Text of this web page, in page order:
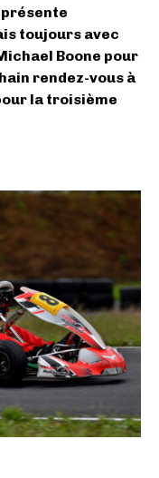
présente
toujours avec
Boone pour
rendez-vous à
la troisième